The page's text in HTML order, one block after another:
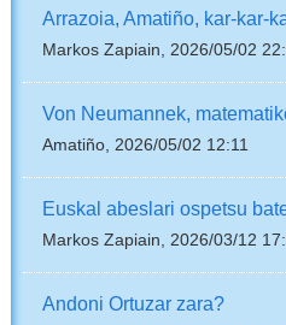
Arrazoia, Amatiño, kar-kar-
Markos Zapiain, 2026/05/02
Von Neumannek,
Amatiño, 2026/05/02 12:11
Euskal abeslari ospetsu
Markos Zapiain, 2026/03/12
Andoni Ortuzar zara?